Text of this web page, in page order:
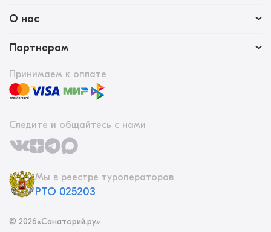
О нас
Партнерам
Принимаем к оплате
Следите и общайтесь с нами
Мы в реестре туроператоров
РТО 025203
© 2026«Санаторий.ру»